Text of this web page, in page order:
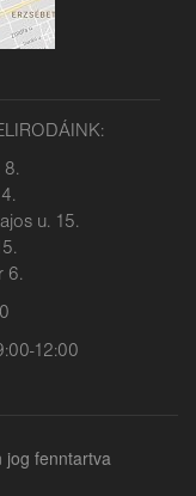
8.
u. 15.
6.
12:00
jog fenntartva